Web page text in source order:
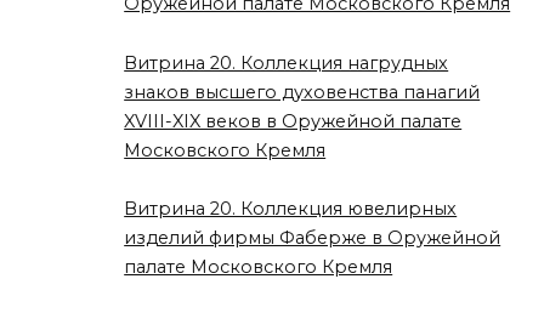
Витрина 20. Коллекция нагрудных
знаков высшего духовенства панагий
XVIII-XIX веков в Оружейной палате
Московского Кремля
Витрина 20. Коллекция ювелирных
изделий фирмы Фаберже в Оружейной
палате Московского Кремля